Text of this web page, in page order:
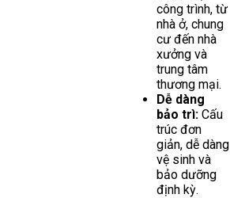
công trình, từ
nhà ở, chung
cư đến nhà
xưởng và
trung tâm
thương mại.
Dễ dàng
bảo trì: Cấu
trúc đơn
giản, dễ dàng
vệ sinh và
bảo dưỡng
định kỳ.